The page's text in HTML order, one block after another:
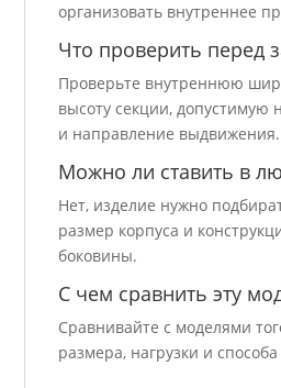
организовать внутреннее
Что проверить перед
Проверьте внутреннюю
высоту секции, допустимую
и направление выдвижения.
Можно ли ставить в
Нет, изделие нужно
размер корпуса и
боковины.
С чем сравнить эту
Сравнивайте с моделями
размера, нагрузки и